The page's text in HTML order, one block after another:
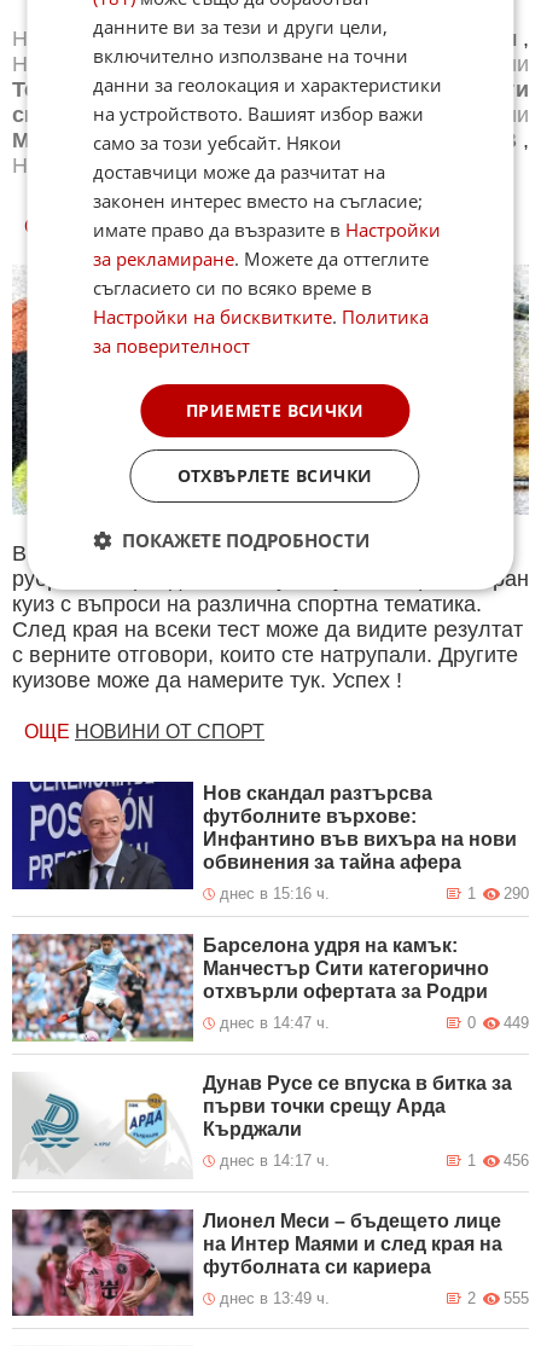
Новини Бг футбол ,Новини Световен футбол ,
Новини
Баскетбол ,Новини Волейбол
Новини
Тенис
,Новини Бойни спортове ,Новини
Други
спортове ,Новини Лека атлетика
Новини
Моторни спортове ,Новини Спортът по ТВ ,
Новини
Зимни спортове
СПОРТ КУИЗОВЕ
В секция Спорт ще намерите тематична Куиз
рубрика. Периодично се публикува специализиран
куиз с въпроси на различна спортна тематика.
След края на всеки тест може да видите резултат
с верните отговори, които сте натрупали. Другите
куизове може да намерите тук. Успех !
ОЩЕ НОВИНИ ОТ СПОРТ
Нов скандал разтърсва
футболните върхове:
Инфантино във вихъра на нови
обвинения за тайна афера
днес в 15:16 ч. 290
1
Барселона удря на камък:
Манчестър Сити категорично
отхвърли офертата за Родри
днес в 14:47 ч. 449
0
Дунав Русе се впуска в битка за
първи точки срещу Арда
Кърджали
днес в 14:17 ч. 456
1
Лионел Меси – бъдещето лице
на Интер Маями и след края на
футболната си кариера
днес в 13:49 ч. 555
2
данните ви за тези и други цели,
включително използване на точни
данни за геолокация и характеристики
на устройството. Вашият избор важи
само за този уебсайт. Някои
доставчици може да разчитат на
законен интерес вместо на съгласие;
имате право да възразите в Настройки
за рекламиране. Можете да оттеглите
съгласието си по всяко време в
Настройки на бисквитките. Политика
за поверителност
ПРИЕМЕТЕ ВСИЧКИ
ОТХВЪРЛЕТЕ ВСИЧКИ
ПОКАЖЕТЕ ПОДРОБНОСТИ